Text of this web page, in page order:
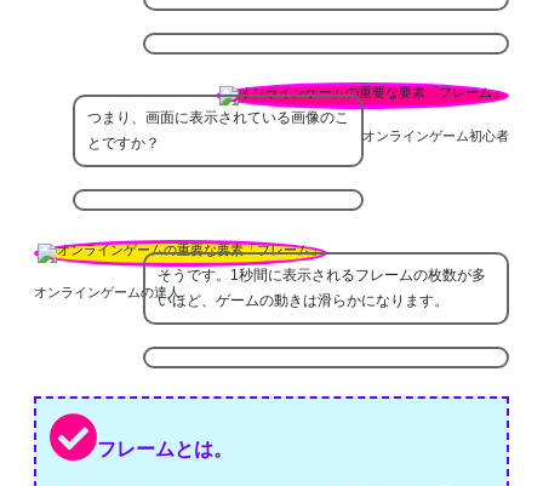
オンラインゲーム初心者
つまり、画面に表示されている画像のこ
とですか？
オンラインゲームの達人
そうです。1秒間に表示されるフレームの枚数が多
いほど、ゲームの動きは滑らかになります。
フレームとは。